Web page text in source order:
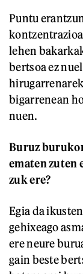
Puntu
lehen
bertsoa ez
bigarrenean
nuen.
Buruz
ematen zuten
zuk ere?
Egia da
gehixeago
ere neure
gain beste